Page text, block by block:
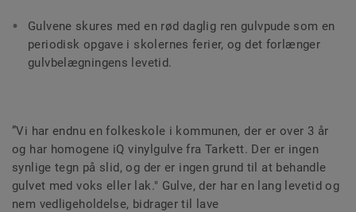
Gulvene skures med en rød daglig ren gulvpude som en
periodisk opgave i skolernes ferier, og det forlænger
gulvbelægningens levetid.
”Vi har endnu en folkeskole i kommunen, der er over 3 år
og har homogene iQ vinylgulve fra Tarkett. Der er ingen
synlige tegn på slid, og der er ingen grund til at behandle
gulvet med voks eller lak." Gulve, der har en lang levetid og
nem vedligeholdelse, bidrager til lave